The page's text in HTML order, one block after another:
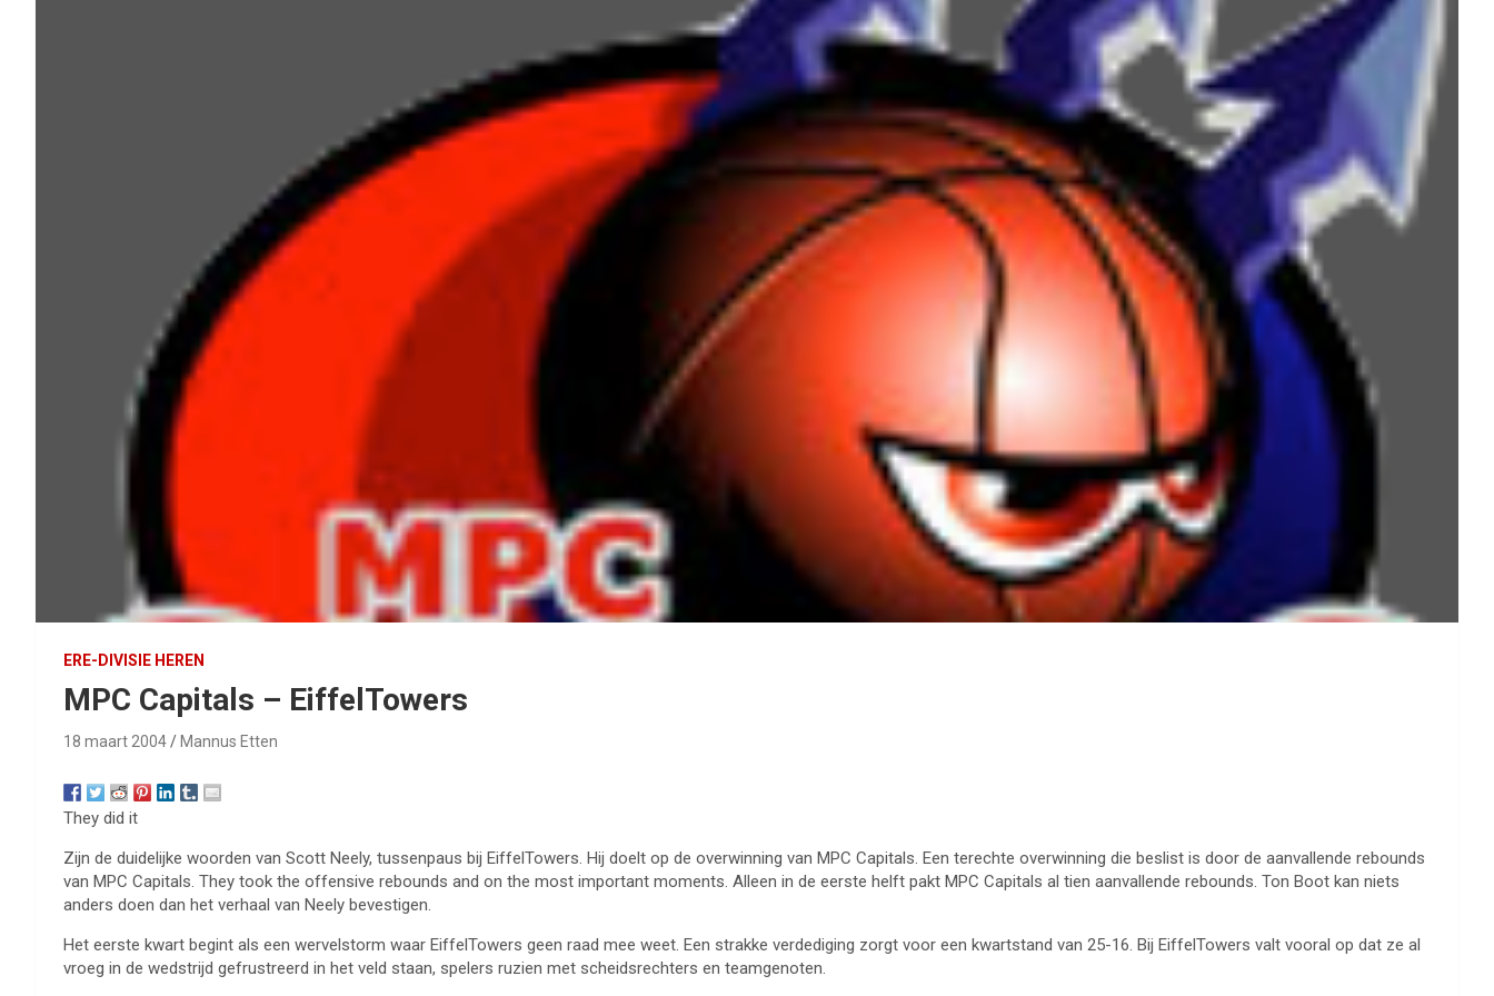
ERE-DIVISIE HEREN
MPC Capitals – EiffelTowers
18 maart 2004 Mannus Etten
They did it
Zijn de duidelijke woorden van Scott Neely, tussenpaus bij EiffelTowers. Hij doelt op de overwinning van MPC Capitals. Een terechte overwinning die beslist is door de aanvallende rebounds
van MPC Capitals. They took the offensive rebounds and on the most important moments. Alleen in de eerste helft pakt MPC Capitals al tien aanvallende rebounds. Ton Boot kan niets
anders doen dan het verhaal van Neely bevestigen.
Het eerste kwart begint als een wervelstorm waar EiffelTowers geen raad mee weet. Een strakke verdediging zorgt voor een kwartstand van 25-16. Bij EiffelTowers valt vooral op dat ze al
vroeg in de wedstrijd gefrustreerd in het veld staan, spelers ruzien met scheidsrechters en teamgenoten.